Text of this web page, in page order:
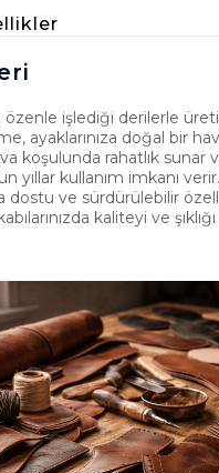
özenle işlediği derilerle
ayaklarınıza doğal bir
koşulunda rahatlık sunar
yıllar kullanım imkanı
dostu ve sürdürülebilir
kaliteyi ve